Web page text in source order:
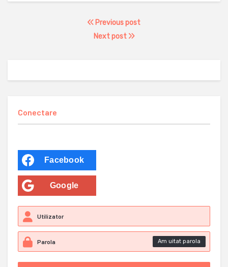
Previous post
Next post
Conectare
Facebook
Google
Am uitat parola